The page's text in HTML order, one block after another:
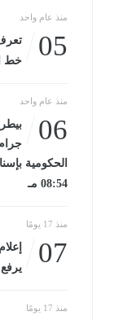
منذ عام واحد
05
خط
منذ عام واحد
06
08:54 مـ
منذ 17 يومًا
07
منذ 17 يومًا